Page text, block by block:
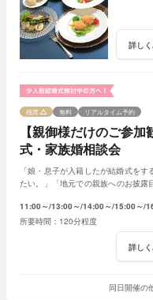
詳し
【親御様だけのご参
式・家族婚相談会
残席 無料 リアルタイム予約
「娘・息子が入籍したが結婚式を
たい。」「地元での親族へのお披露
11:00～ 13:00～ 14:00～ 15:00～
120分程度
詳し
同日開催の